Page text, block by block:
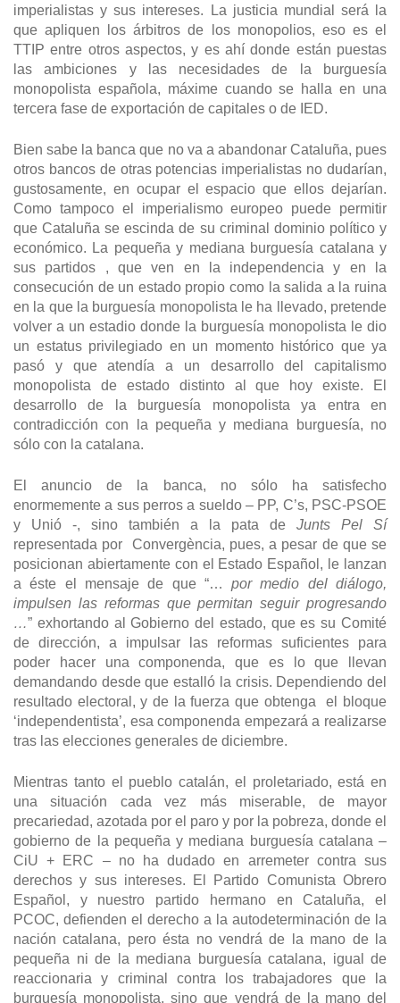
imperialistas y sus intereses. La justicia mundial será la
que apliquen los árbitros de los monopolios, eso es el
TTIP entre otros aspectos, y es ahí donde están puestas
las ambiciones y las necesidades de la burguesía
monopolista española, máxime cuando se halla en una
tercera fase de exportación de capitales o de IED.
Bien sabe la banca que no va a abandonar Cataluña, pues
otros bancos de otras potencias imperialistas no dudarían,
gustosamente, en ocupar el espacio que ellos dejarían.
Como tampoco el imperialismo europeo puede permitir
que Cataluña se escinda de su criminal dominio político y
económico. La pequeña y mediana burguesía catalana y
sus partidos , que ven en la independencia y en la
consecución de un estado propio como la salida a la ruina
en la que la burguesía monopolista le ha llevado, pretende
volver a un estadio donde la burguesía monopolista le dio
un estatus privilegiado en un momento histórico que ya
pasó y que atendía a un desarrollo del capitalismo
monopolista de estado distinto al que hoy existe. El
desarrollo de la burguesía monopolista ya entra en
contradicción con la pequeña y mediana burguesía, no
sólo con la catalana.
El anuncio de la banca, no sólo ha satisfecho
enormemente a sus perros a sueldo – PP, C’s, PSC-PSOE
y Unió -, sino también a la pata de Junts Pel Sí
representada por Convergència, pues, a pesar de que se
posicionan abiertamente con el Estado Español, le lanzan
a éste el mensaje de que “…por medio del diálogo,
impulsen las reformas que permitan seguir progresando
…” exhortando al Gobierno del estado, que es su Comité
de dirección, a impulsar las reformas suficientes para
poder hacer una componenda, que es lo que llevan
demandando desde que estalló la crisis. Dependiendo del
resultado electoral, y de la fuerza que obtenga el bloque
‘independentista’, esa componenda empezará a realizarse
tras las elecciones generales de diciembre.
Mientras tanto el pueblo catalán, el proletariado, está en
una situación cada vez más miserable, de mayor
precariedad, azotada por el paro y por la pobreza, donde el
gobierno de la pequeña y mediana burguesía catalana –
CiU + ERC – no ha dudado en arremeter contra sus
derechos y sus intereses. El Partido Comunista Obrero
Español, y nuestro partido hermano en Cataluña, el
PCOC, defienden el derecho a la autodeterminación de la
nación catalana, pero ésta no vendrá de la mano de la
pequeña ni de la mediana burguesía catalana, igual de
reaccionaria y criminal contra los trabajadores que la
burguesía monopolista, sino que vendrá de la mano del